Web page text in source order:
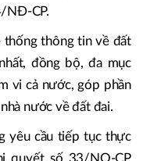
bổ sung theo thẩm
pháp định giá đất;
giá đất cụ thể và tư
với Nghị định sửa
CP.
thống thông tin về đất